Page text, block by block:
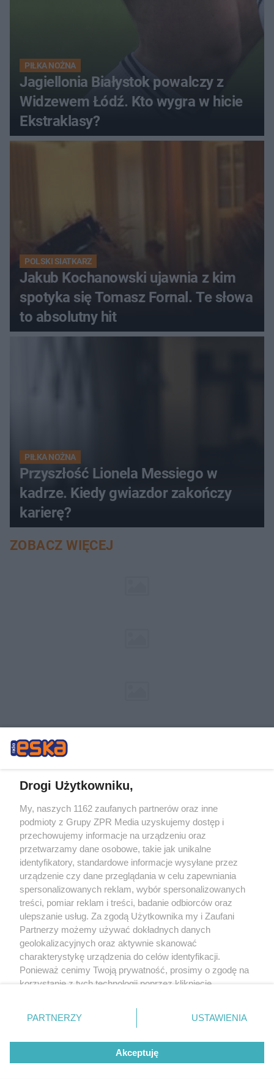
PIŁKA NOŻNA
Jagiellonia Białystok powalczy z
Widzewem Łódź. Kto wygra w hicie
Ekstraklasy?
POLSKI SIATKARZ
Jakub Kochanowski ujawnia z kim
spotyka się Tomasz Fornal. Te słowa
to absolutny hit
PIŁKA NOŻNA
Przyszłość Lionela Messiego w
kadrze. Kiedy gwiazdor zakończy
karierę?
ZOBACZ WIĘCEJ
Żaden utwór zamieszczony w serwisie nie może być powielany i
rozpowszechniany lub dalej rozpowszechniany w jakikolwiek sposób (w
tym także elektroniczny lub mechaniczny) na jakimkolwiek polu
eksploatacji w jakiejkolwiek formie, włącznie z umieszczaniem w Internecie
bez pisemnej zgody właściciela praw. Jakiekolwiek użycie lub
wykorzystanie utworów w całości lub w części z naruszeniem prawa, tzn.
bez właściwej zgody, jest zabronione pod groźbą kary i może być ścigane
prawnie.
O nas
Drogi Użytkowniku,
My, naszych 1162 zaufanych partnerów oraz inne
podmioty z Grupy ZPR Media uzyskujemy dostęp i
przechowujemy informacje na urządzeniu oraz
przetwarzamy dane osobowe, takie jak unikalne
identyfikatory, standardowe informacje wysyłane przez
urządzenie czy dane przeglądania w celu zapewniania
spersonalizowanych reklam, wybór spersonalizowanych
treści, pomiar reklam i treści, badanie odbiorców oraz
ulepszanie usług. Za zgodą Użytkownika my i Zaufani
Partnerzy możemy używać dokładnych danych
geolokalizacyjnych oraz aktywnie skanować
charakterystykę urządzenia do celów identyfikacji.
Ponieważ cenimy Twoją prywatność, prosimy o zgodę na
korzystanie z tych technologii poprzez kliknięcie
zmienić/wycofać klikając przycisk ustawień prywatności
znajdujący się w lewym dolnym rogu strony
rodzaje przetwarzania danych nie wymagają zgody
użytkownika, ale masz prawo sprzeciwić się takiemu
przetwarzaniu. Preferencje będą miały zastosowanie tylko
PARTNERZY USTAWIENIA
Akceptuję